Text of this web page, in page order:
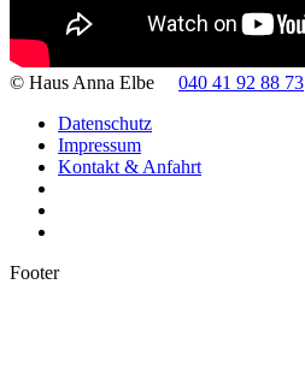
© Haus Anna Elbe 040 41 92 88 73
Datenschutz
Impressum
Kontakt & Anfahrt
Footer